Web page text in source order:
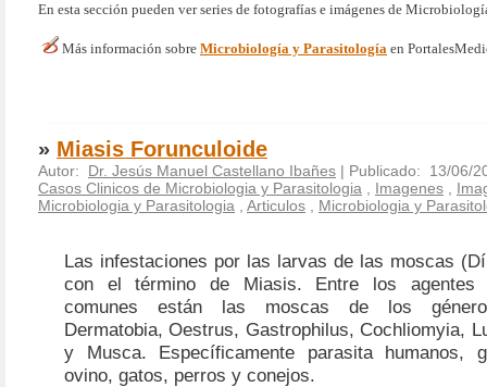
En esta sección pueden ver series de fotografías e imágenes de
Más información sobre Microbiología y Parasitología en
» Miasis Forunculoide
Autor: Dr. Jesús Manuel Castellano Ibañes | Publicado: 13/06/
Casos Clinicos de Microbiologia y Parasitologia
Imagenes
Microbiologia y Parasitologia
Articulos Microbiologia y
Las infestaciones por las larvas de las moscas
con el término de Miasis. Entre los agentes
comunes están las moscas de los
Dermatobia, Oestrus, Gastrophilus, Cochliomyia,
y Musca. Específicamente parasita humanos,
ovino, gatos, perros y conejos.